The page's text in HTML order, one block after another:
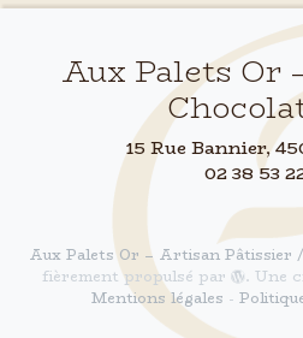
Aux Palets Or
15 Rue Bannier,
02 38 53
Aux Palets Or – Artisan Pâtissier
fièrement propulsé par
. Une
Mentions légales -